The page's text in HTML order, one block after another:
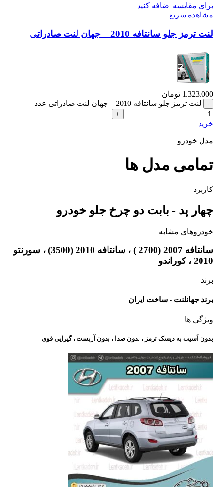
برای مقایسه اضافه کنید
مشاهده سریع
لنت ترمز جلو سانتافه 2010 – جهان لنت صادراتی
1.323.000 تومان
لنت ترمز جلو سانتافه 2010 – جهان لنت صادراتی عدد
خرید
مدل خودرو
تمامی مدل ها
کاربرد
چهار پد - بابت دو چرخ جلو خودرو
خودروهای مشابه
سانتافه 2007 (2700 ) ، سانتافه 2010 (3500) ، سورنتو
2010 ، کوراندو
برند
برند جهانلنت - ساخت ایران
ویژگی ها
بدون آسیب به دیسک ترمز ، بدون صدا ، بدون آزبست ، گیرایی قوی​